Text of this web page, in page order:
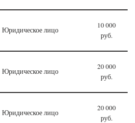
Юридическое лицо
10 000
руб.
Юридическое лицо
20 000
руб.
Юридическое лицо
20 000
руб.